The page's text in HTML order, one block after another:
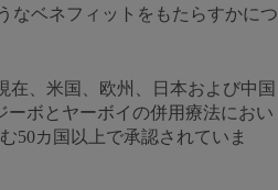
なベネフィットをもたらすかにつ
在、米国、欧州、日本および中国
ーボとヤーボイの併用療法におい
50カ国以上で承認されていま